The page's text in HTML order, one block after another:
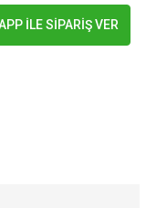
İLE SİPARİŞ VER